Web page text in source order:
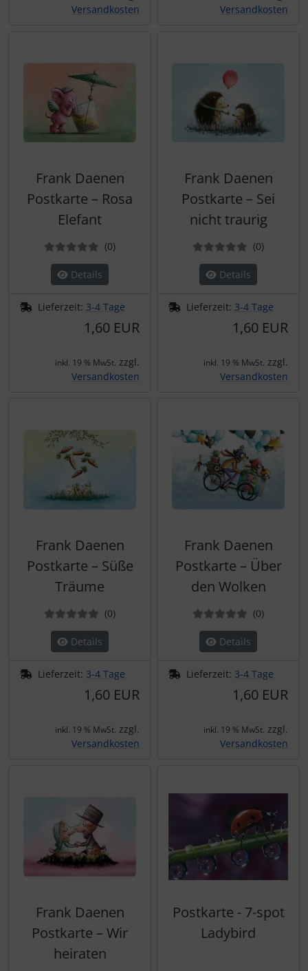
Versandkosten
Versandkosten
Frank Daenen
Postkarte – Rosa
Elefant
(0Bewertungen
)
Details
Lieferzeit: 3-4 Tage
1,60 EUR
inkl. 19 % MwSt. zzgl.
Versandkosten
Frank Daenen
Postkarte – Sei
nicht traurig
(0)
Details
Lieferzeit: 3-4 Tage
1,60 EUR
inkl. 19 % MwSt. zzgl.
Versandkosten
Frank Daenen
Postkarte – Süße
Träume
(0Bewertungen
)
Details
Lieferzeit: 3-4 Tage
1,60 EUR
inkl. 19 % MwSt. zzgl.
Versandkosten
Frank Daenen
Postkarte – Über
den Wolken
(0)
Details
Lieferzeit: 3-4 Tage
1,60 EUR
inkl. 19 % MwSt. zzgl.
Versandkosten
Frank Daenen
Postkarte – Wir
heiraten
Postkarte - 7-spot
Ladybird